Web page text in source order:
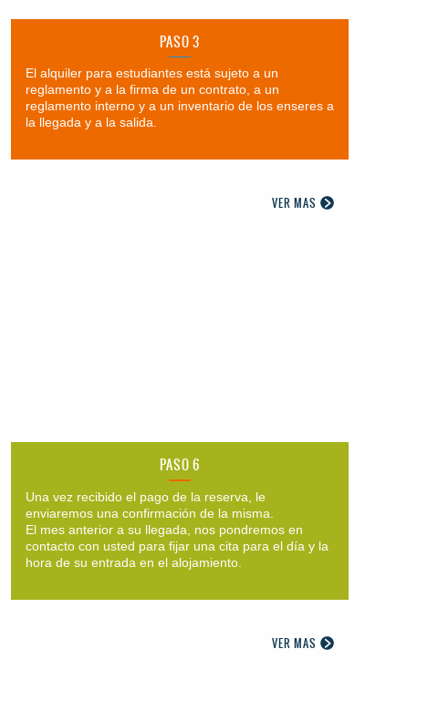
PASO 3
El alquiler para estudiantes está sujeto a un
reglamento y a la firma de un contrato, a un
reglamento interno y a un inventario de los enseres a
la llegada y a la salida.
VER MAS
PASO 6
Una vez recibido el pago de la reserva, le
enviaremos una confirmación de la misma.
El mes anterior a su llegada, nos pondremos en
contacto con usted para fijar una cita para el día y la
hora de su entrada en el alojamiento.
VER MAS